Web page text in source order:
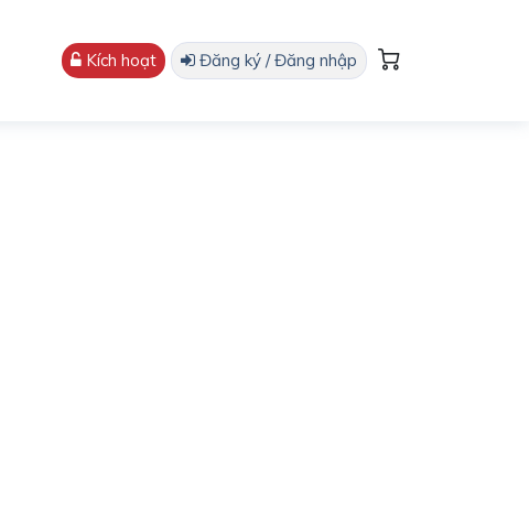
Kích hoạt Đăng ký / Đăng nhập